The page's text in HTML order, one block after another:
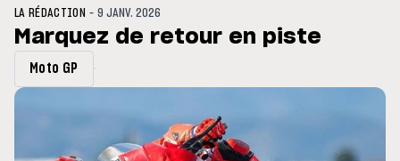
: Horaires et
du GP de Grande-
Zarco évite l'opération et vise
LA RÉDACTION -9 JANV. 2026
Marquez de retour en piste
Moto GP